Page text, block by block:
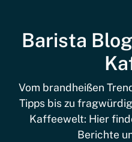
Barista
Vom brandheißen
Tipps bis zu
Kaffeewelt: Hier
Berichte